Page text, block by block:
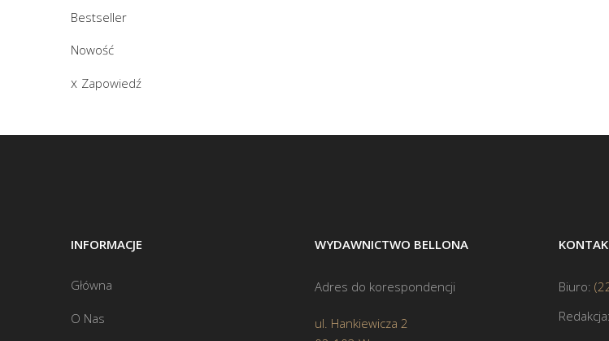
Bestseller
Nowość
Zapowiedź
INFORMACJE
Główna
O Nas
WYDAWNICTWO BELLONA
Adres do korespondencji
ul. Hankiewicza 2
Biuro:
Redakcja: